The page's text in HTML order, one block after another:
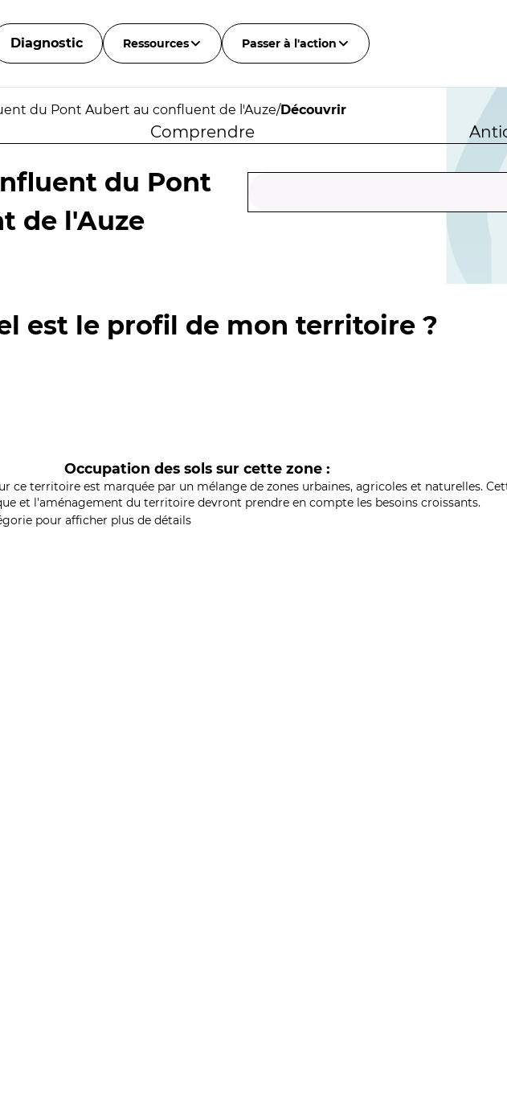
Diagnostic Ressources Passer à l'action
du Pont Aubert au confluent de l'Auze/Découvrir
Comprendre
du Pont
de l'Auze
est le profil de mon territoire ?
Occupation des sols sur cette zone :
ce territoire est marquée par un mélange de zones urbaines, agricoles et naturelles.
et l'aménagement du territoire devront prendre en compte les besoins croissants.
pour afficher plus de détails